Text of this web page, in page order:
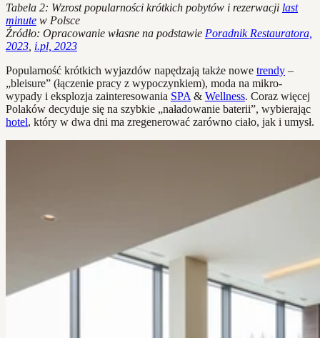
Tabela 2: Wzrost popularności krótkich pobytów i rezerwacji last
minute w Polsce
Źródło: Opracowanie własne na podstawie Poradnik Restauratora,
2023 i.pl, 2023
Popularność krótkich wyjazdów napędzają także nowe trendy –
„bleisure” (łączenie pracy z wypoczynkiem), moda na mikro-
wypady i eksplozja zainteresowania SPA & Wellness. Coraz więcej
Polaków decyduje się na szybkie „naładowanie baterii”, wybierając
hotel, który w dwa dni ma zregenerować zarówno ciało, jak i umysł.